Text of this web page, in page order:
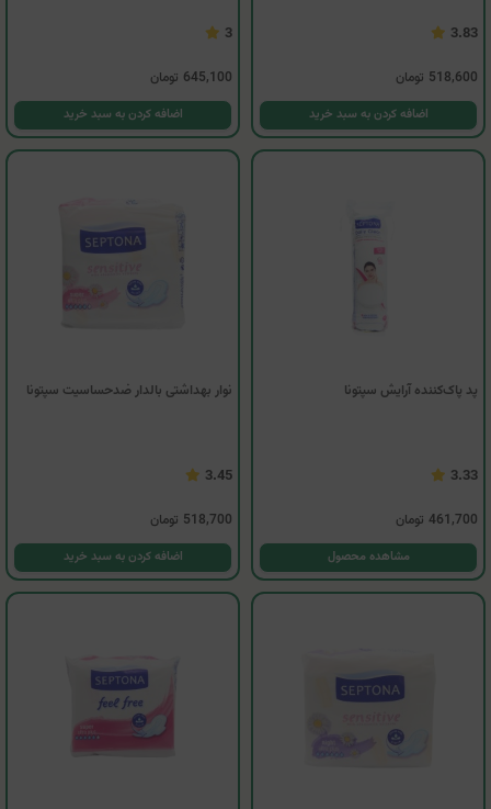
3.83
518,600 تومان
اضافه کردن به سبد خرید
3
645,100 تومان
اضافه کردن به سبد خرید
پد پاک‌کننده آرایش سپتونا
3.33
461,700 تومان
مشاهده محصول
نوار بهداشتی بالدار ضدحساسیت سپتونا
3.45
518,700 تومان
اضافه کردن به سبد خرید